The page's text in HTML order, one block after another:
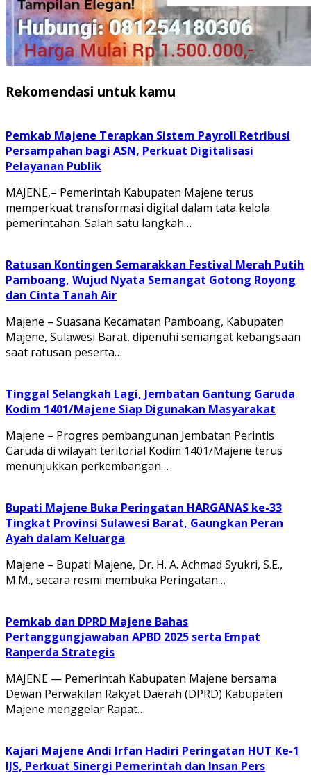
Rekomendasi untuk kamu
Pemkab Majene Terapkan Sistem Payroll Retribusi
Persampahan bagi ASN, Perkuat Digitalisasi
Pelayanan Publik
MAJENE,– Pemerintah Kabupaten Majene terus
memperkuat transformasi digital dalam tata kelola
pemerintahan. Salah satu langkah…
Ratusan Kontingen Semarakkan Festival Merah Putih
Pamboang, Wujud Nyata Semangat Gotong Royong
dan Cinta Tanah Air
Majene – Suasana Kecamatan Pamboang, Kabupaten
Majene, Sulawesi Barat, dipenuhi semangat kebangsaan
saat ratusan peserta…
Tinggal Selangkah Lagi, Jembatan Gantung Garuda
Kodim 1401/Majene Siap Digunakan Masyarakat
Majene – Progres pembangunan Jembatan Perintis
Garuda di wilayah teritorial Kodim 1401/Majene terus
menunjukkan perkembangan…
Bupati Majene Buka Peringatan HARGANAS ke-33
Tingkat Provinsi Sulawesi Barat, Gaungkan Peran
Ayah dalam Keluarga
Majene – Bupati Majene, Dr. H. A. Achmad Syukri, S.E.,
M.M., secara resmi membuka Peringatan…
Pemkab dan DPRD Majene Bahas
Pertanggungjawaban APBD 2025 serta Empat
Ranperda Strategis
MAJENE — Pemerintah Kabupaten Majene bersama
Dewan Perwakilan Rakyat Daerah (DPRD) Kabupaten
Majene menggelar Rapat…
Kajari Majene Andi Irfan Hadiri Peringatan HUT Ke-1
IJS, Perkuat Sinergi Pemerintah dan Insan Pers